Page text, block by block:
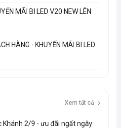
MÃI BI LED V20 NEW LÊN
HÀNG - KHUYẾN MÃI BI LED
Xem tất cả
Khánh 2/9 - ưu đãi ngất ngây